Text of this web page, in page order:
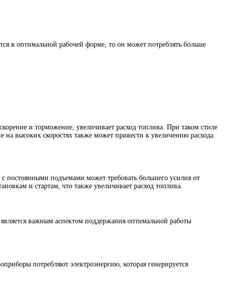
в оптимальной рабочей форме, то он может потреблять больше
и торможение, увеличивает расход топлива. При таком стиле
на высоких скоростях также может привести к увеличению расхода
постоянными подъемами может требовать большего усилия от
и стартам, что также увеличивает расход топлива.
важным аспектом поддержания оптимальной работы
потребляют электроэнергию, которая генерируется